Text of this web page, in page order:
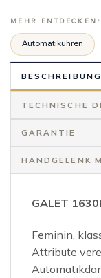
MEHR ENTDECKEN:
Automatikuhren
BESCHREIBUNG
TECHNISCHE
GARANTIE
HANDGELENK
GALET
Feminin,
Attribute